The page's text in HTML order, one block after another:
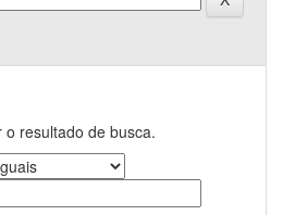
resultado de busca.